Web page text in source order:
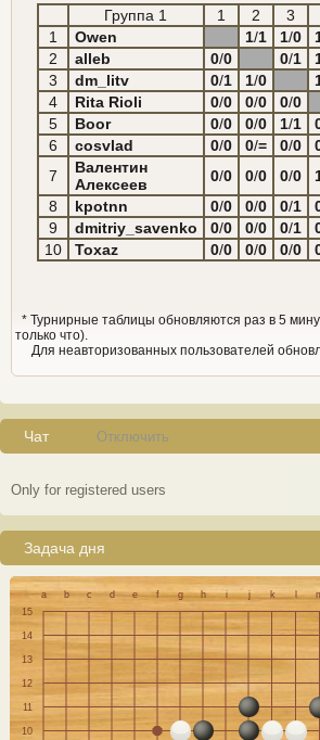
Группа 1 1 2 3
1
Owen 1/1 1/0
2
alleb 0/0 0/1
3
dm_litv 0/1 1/0
4
Rita Rioli 0/0 0/0 0/0
5
Boor 0/0 0/0 1/1
6
cosvlad 0/0 0/= 0/0
7
Валентин
Алексеев
0/0 0/0 0/0
8
kpotnn 0/0 0/0 0/1
9
dmitriy_savenko 0/0 0/0 0/1
10
Toxaz 0/0 0/0 0/0
* Турнирные таблицы обновляются раз в 5
только что).
Для неавторизованных пользователей
Чат Отключить
Only for registered users
Задача дня
a b c d e f g h i j k l
15
14
13
12
11
10